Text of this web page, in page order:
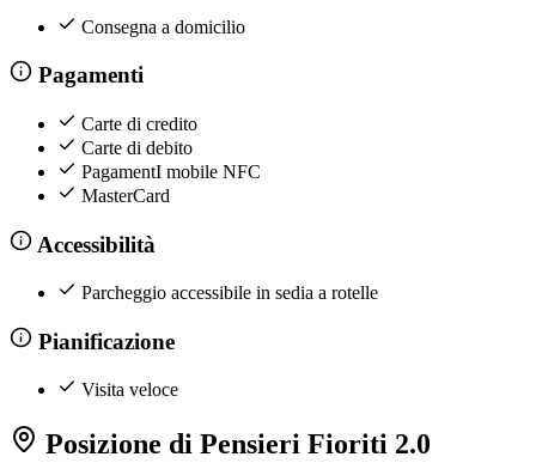
Consegna a domicilio
Pagamenti
Carte di credito
Carte di debito
PagamentI mobile NFC
MasterCard
Accessibilità
Parcheggio accessibile in sedia a rotelle
Pianificazione
Visita veloce
Posizione di Pensieri Fioriti 2.0